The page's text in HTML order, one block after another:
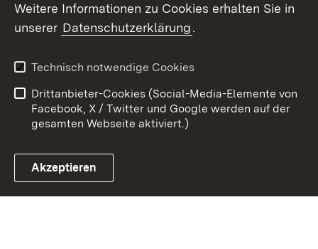
Link zum Landesportal
Kontakt
Datenschutz
Barrierefreiheit
Impressum Cookies
Weitere Informationen zu Cookies erhalten Sie in
unserer Datenschutzerklärung.
Technisch notwendige Cookies
Drittanbieter-Cookies (Social-Media-Elemente von
Facebook, X / Twitter und Google werden auf der
gesamten Webseite aktiviert.)
Akzeptieren